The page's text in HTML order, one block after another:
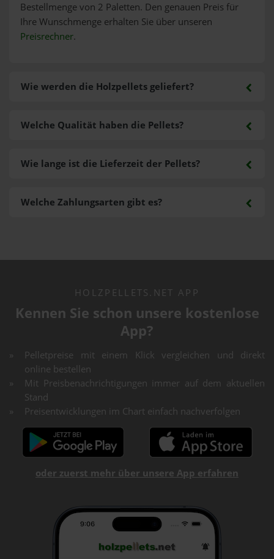
Bestellmenge von 2 Paletten. Den genauen Preis für
Ihre Wunschmenge erhalten Sie über unseren
Preisrechner.
Wie werden die Holzpellets geliefert?
Welche Zahlungsarten gibt es?
Welche Qualität haben die Pellets?
Wie lange ist die Lieferzeit der Pellets?
HOLZPELLETS.NET APP
Kennen Sie schon unsere kostenlose
App?
Pelletpreise mit einem Klick vergleichen und direkt
online bestellen
Mit Preisbenachrichtigungen immer auf dem aktuellen
Stand
Preisentwicklungen im Chart einfach nachverfolgen
oder zuerst mehr über unsere App erfahren